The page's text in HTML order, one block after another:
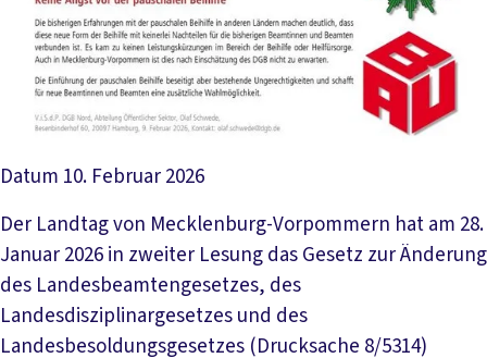
Datum 10. Februar 2026
Der Landtag von Mecklenburg-Vorpommern hat am 28.
Januar 2026 in zweiter Lesung das Gesetz zur Änderung
des Landesbeamtengesetzes, des
Landesdisziplinargesetzes und des
Landesbesoldungsgesetzes (Drucksache 8/5314)